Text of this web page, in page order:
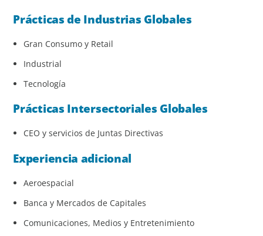
Prácticas de Industrias Globales
Gran Consumo y Retail
Industrial
Tecnología
Prácticas Intersectoriales Globales
CEO y servicios de Juntas Directivas
Experiencia adicional
Aeroespacial
Banca y Mercados de Capitales
Comunicaciones, Medios y Entretenimiento